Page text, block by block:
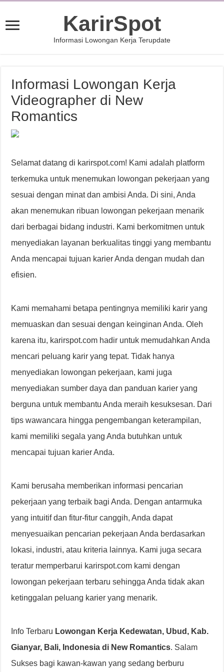
KarirSpot
Informasi Lowongan Kerja Terupdate
Informasi Lowongan Kerja
Videographer di New
Romantics
Selamat datang di karirspot.com! Kami adalah platform
terkemuka untuk menemukan lowongan pekerjaan yang
sesuai dengan minat dan ambisi Anda. Di sini, Anda
akan menemukan ribuan lowongan pekerjaan menarik
dari berbagai bidang industri. Kami berkomitmen untuk
menyediakan layanan berkualitas tinggi yang membantu
Anda mencapai tujuan karier Anda dengan mudah dan
efisien.
Kami memahami betapa pentingnya memiliki karir yang
memuaskan dan sesuai dengan keinginan Anda. Oleh
karena itu, karirspot.com hadir untuk memudahkan Anda
mencari peluang karir yang tepat. Tidak hanya
menyediakan lowongan pekerjaan, kami juga
menyediakan sumber daya dan panduan karier yang
berguna untuk membantu Anda meraih kesuksesan. Dari
tips wawancara hingga pengembangan keterampilan,
kami memiliki segala yang Anda butuhkan untuk
mencapai tujuan karier Anda.
Kami berusaha memberikan informasi pencarian
pekerjaan yang terbaik bagi Anda. Dengan antarmuka
yang intuitif dan fitur-fitur canggih, Anda dapat
menyesuaikan pencarian pekerjaan Anda berdasarkan
lokasi, industri, atau kriteria lainnya. Kami juga secara
teratur memperbarui karirspot.com kami dengan
lowongan pekerjaan terbaru sehingga Anda tidak akan
ketinggalan peluang karier yang menarik.
Info Terbaru Lowongan Kerja Kedewatan, Ubud, Kab.
Gianyar, Bali, Indonesia di New Romantics. Salam
Sukses bagi kawan-kawan yang sedang berburu